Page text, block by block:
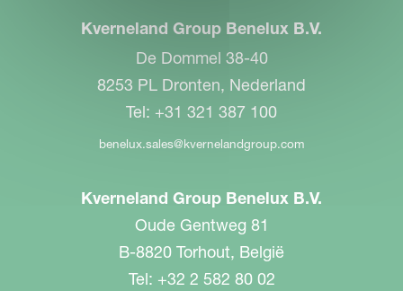
Kverneland Group Benelux B.V.
De Dommel 38-40
8253 PL Dronten, Nederland
Tel: +31 321 387 100
benelux.sales@kvernelandgroup.com
Kverneland Group Benelux B.V.
Oude Gentweg 81
B-8820 Torhout, België
Tel: +32 2 582 80 02